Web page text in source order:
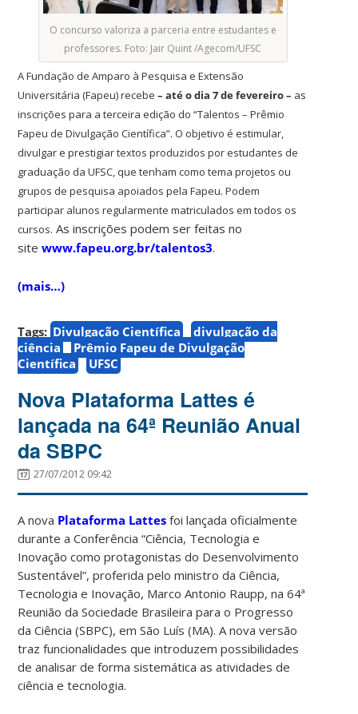
O concurso valoriza a parceria entre estudantes e
professores. Foto: Jair Quint /Agecom/UFSC
A Fundação de Amparo à Pesquisa e Extensão
Universitária (Fapeu) recebe– até o dia 7 de fevereiro– as
inscrições para a terceira edição do “Talentos – Prêmio
Fapeu de Divulgação Científica”.O objetivo é estimular,
divulgar e prestigiar textos produzidos por estudantes de
graduação da UFSC, que tenham como tema projetos ou
grupos de pesquisa apoiados pela Fapeu. Podem
participar alunos regularmente matriculados em todos os
cursos. As inscrições podem ser feitas no
sitewww.fapeu.org.br/talentos3.
(mais…)
Tags: Divulgação Científica
divulgação da
ciência
Prêmio Fapeu de Divulgação
Científica
UFSC
Nova Plataforma Lattes é
lançada na 64ª Reunião Anual
da SBPC
27/07/2012 09:42
A nova Plataforma Lattes foi lançada oficialmente
durante a Conferência “Ciência, Tecnologia e
Inovação como protagonistas do Desenvolvimento
Sustentável”, proferida pelo ministro da Ciência,
Tecnologia e Inovação, Marco Antonio Raupp, na 64ª
Reunião da Sociedade Brasileira para o Progresso
da Ciência (SBPC), em São Luís (MA). A nova versão
traz funcionalidades que introduzem possibilidades
de analisar de forma sistemática as atividades de
ciência e tecnologia.